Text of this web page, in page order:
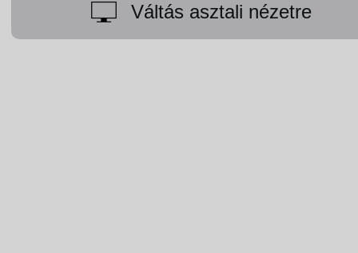
Váltás asztali nézetre